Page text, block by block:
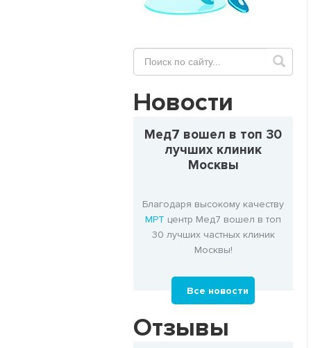
Новости
Мед7 вошел в топ 30
лучших клиник
Москвы
Благодаря высокому качеству
МРТ центр Мед7 вошел в топ
30 лучших частных клиник
Москвы!
Все новости
Отзывы